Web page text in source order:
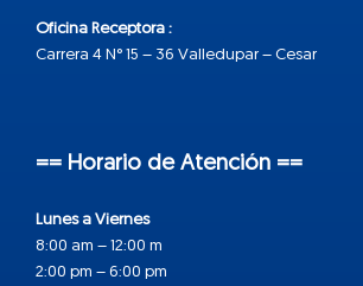
Oficina Receptora :
Carrera 4 N° 15 – 36 Valledupar – Cesar
== Horario de Atención ==
Lunes a Viernes
8:00 am – 12:00 m
2:00 pm – 6:00 pm